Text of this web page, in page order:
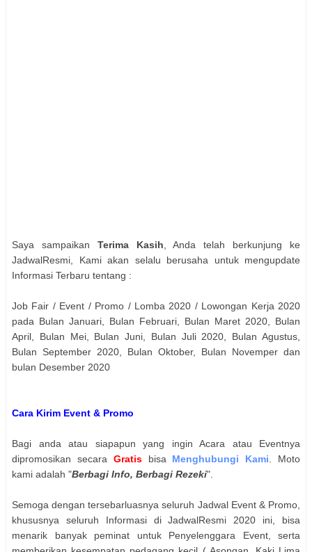
Saya sampaikan Terima Kasih, Anda telah berkunjung ke
JadwalResmi, Kami akan selalu berusaha untuk mengupdate
Informasi Terbaru tentang :
Job Fair / Event / Promo / Lomba 2020 / Lowongan Kerja 2020
pada Bulan Januari, Bulan Februari, Bulan Maret 2020, Bulan
April, Bulan Mei, Bulan Juni, Bulan Juli 2020, Bulan Agustus,
Bulan September 2020, Bulan Oktober, Bulan Novemper dan
bulan Desember 2020
Cara Kirim Event & Promo
Bagi anda atau siapapun yang ingin Acara atau Eventnya
dipromosikan secara Gratisbisa Menghubungi Kami. Moto
kami adalah "Berbagi Info, Berbagi Rezeki".
Semoga dengan tersebarluasnya seluruh Jadwal Event & Promo,
khususnya seluruh Informasi di JadwalResmi 2020 ini, bisa
menarik banyak peminat untuk Penyelenggara Event, serta